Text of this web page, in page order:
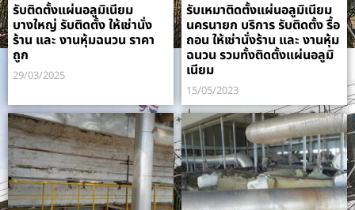
รับติดตั้งแผ่นอลูมิเนียม
บางใหญ่ รับติดตั้ง ให้เช่านั่ง
ร้าน และ งานหุ้มฉนวน ราคา
ถูก
29/03/2025
รับเหมาติดตั้งแผ่นอลูมิเนียม
นครนายก บริการ รับติดตั้ง รื้อ
ถอน ให้เช่านั่งร้าน และ งานหุ้ม
ฉนวน รวมทั้งติดตั้งแผ่นอลูมิ
เนียม
15/05/2023